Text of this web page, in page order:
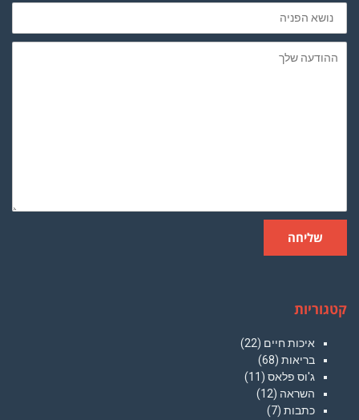
נושא
הפניה
ההודעה
שלך
שליחה
קטגוריות
איכות חיים (22)
בריאות (68)
ג'וס פלאס (11)
השראה (12)
כתבות (7)